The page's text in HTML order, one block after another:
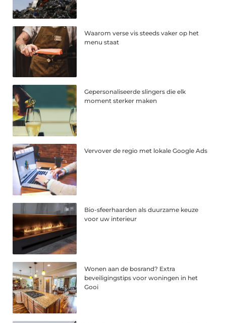
Waarom verse vis steeds vaker op het
menu staat
Gepersonaliseerde slingers die elk
moment sterker maken
Vervover de regio met lokale Google Ads
Bio-sfeerhaarden als duurzame keuze
voor uw interieur
Wonen aan de bosrand? Extra
beveiligingstips voor woningen in het
Gooi